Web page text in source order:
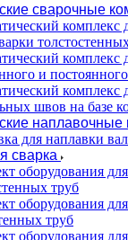
сварочные
комплекс
комплекс
и
комплекс
швов на базе
наплавочные
для наплавки
сварка
оборудования
труб
оборудования
труб
оборудования